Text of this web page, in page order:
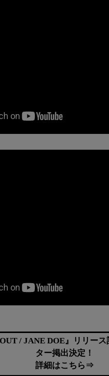
/ JANE DOE』リリー
ター掲出決定！
詳細はこちら⇒